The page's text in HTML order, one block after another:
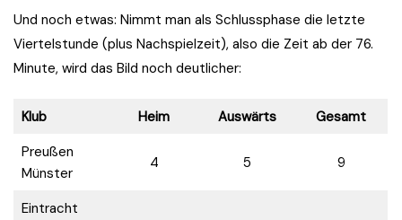
Und noch etwas: Nimmt man als Schlussphase die letzte
Viertelstunde (plus Nachspielzeit), also die Zeit ab der 76.
Minute, wird das Bild noch deutlicher:
Klub Heim Auswärts
Gesamt
Preußen
Münster
4 5 9
Eintracht